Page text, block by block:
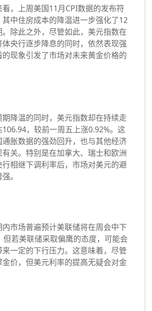
上周美国11月CPI数据的发布符
中住房成本的降温进一步强化了12
除此之外，尽管如此，美元指数在
央行逐步降息的同时，依然表现强
现象引发了市场对未来黄金价格的
温的同时，美元指数却在持续走
，较前一周五上涨0.92%。这
胀数据的强劲回升，也与其他经济
关。特别是在加拿大、瑞士和欧洲
相继下调利率后，市场对美元的避
。
场普遍预计美联储将在周会中下
但若美联储采取偏鹰的态度，可能会
一定的下行压力。这意味着，尽管
价，但美元利率的提高无疑会对金